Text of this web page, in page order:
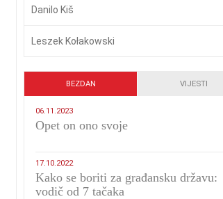
Danilo Kiš
Leszek Kołakowski
BEZDAN VIJESTI
06.11.2023
​Opet on ono svoje
17.10.2022
Kako se boriti za građansku državu:
vodič od 7 tačaka